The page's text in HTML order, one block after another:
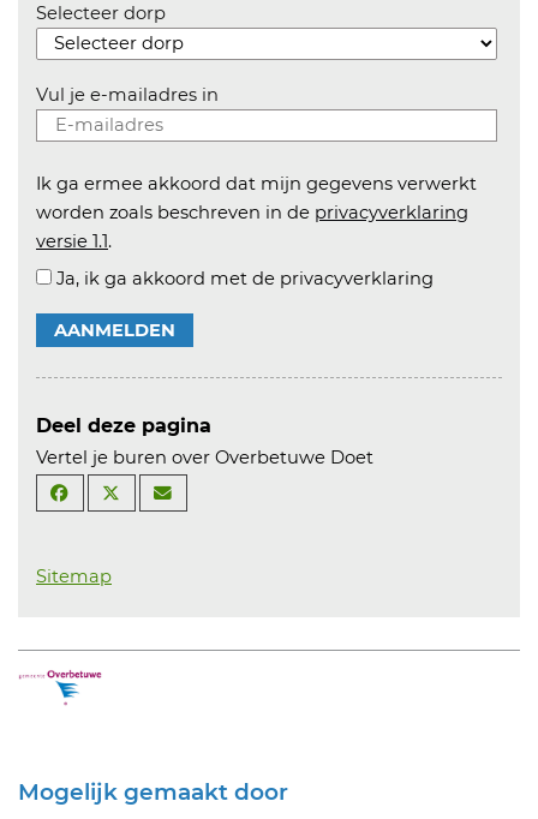
Selecteer dorp
Vul je e-mailadres in
Ik ga ermee akkoord dat mijn gegevens verwerkt
worden zoals beschreven in de privacyverklaring
versie 1.1.
Ja, ik ga akkoord met de privacyverklaring
AANMELDEN
Deel deze pagina
Vertel je buren over Overbetuwe Doet
Sitemap
Mogelijk gemaakt door